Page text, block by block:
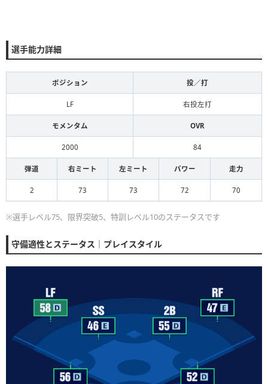
選手能力詳細
ポジション 投／打
LF 右投左打
モメンタム OVR
2000 84
弾道 右ミート 左ミート パワー 走力
2 73 73 72 70
※選手レベル75、限界突破5、特訓レベル10のステータスです
守備適性とステータス｜プレイスタイル